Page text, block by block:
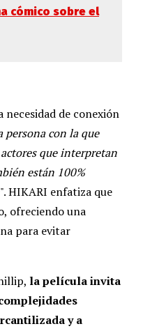
cómico sobre el
de conexión
persona con la que
que interpretan
están 100%
". HIKARI enfatiza que
ofreciendo una
para evitar
la película invita
y a